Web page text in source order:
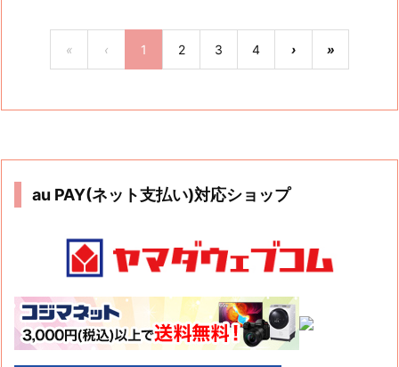
« ‹ 1 2 3 4 › »
au PAY(ネット支払い)対応ショップ